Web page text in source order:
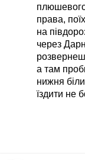
права,
на
через
а там
нижня
їздити не